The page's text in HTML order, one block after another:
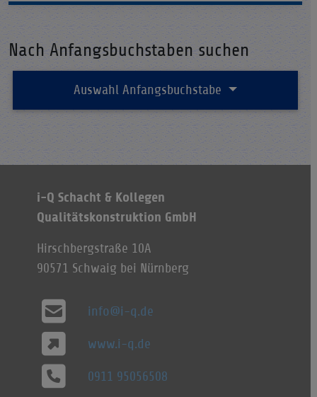
Nach Anfangsbuchstaben suchen
Auswahl Anfangsbuchstabe
i-Q Schacht & Kollegen
Qualitätskonstruktion GmbH
Hirschbergstraße 10A
90571 Schwaig bei Nürnberg
info@i-q.de
www.i-q.de
0911 95056508